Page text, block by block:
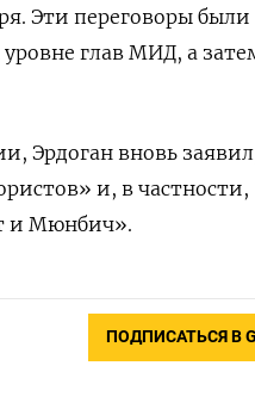
Эти переговоры были
глав МИД, а
Эрдоган вновь
и, в частности,
и Мюнбич».
ПОДПИСАТЬСЯ В